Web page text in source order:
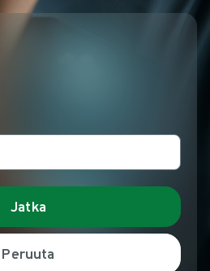
Jatka
Peruuta